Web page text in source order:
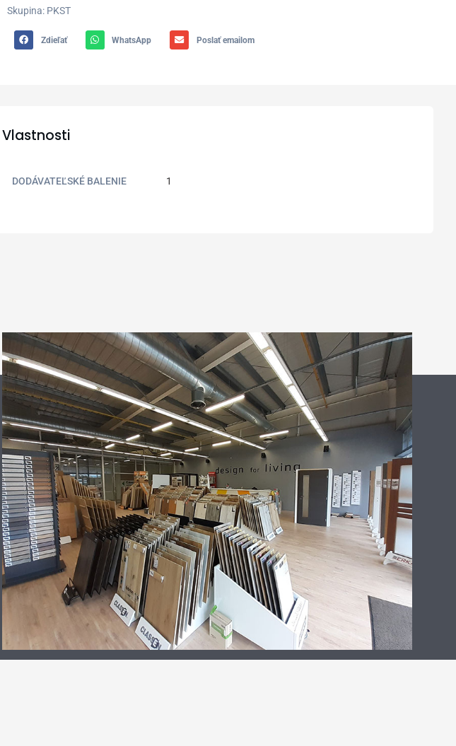
Skupina: PKST
Zdieľať WhatsApp Poslať emailom
Vlastnosti
DODÁVATEĽSKÉ BALENIE 1